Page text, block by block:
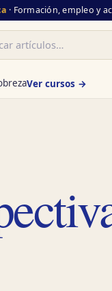
· Formación, empleo y
Ver cursos →